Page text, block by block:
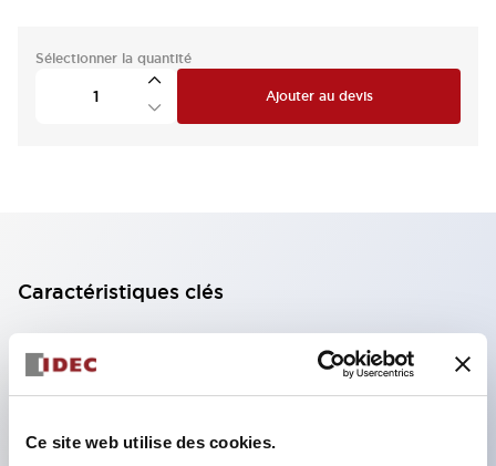
Ce site web utilise des cookies.
Sélectionner la quantité
Ajouter au devis
Caractéristiques clés
Bloc de contact à 2 étages avec 2 contacts,
permettant une configuration à 4 contacts
Profondeur du panneau de 39,9 mm (*bloc de